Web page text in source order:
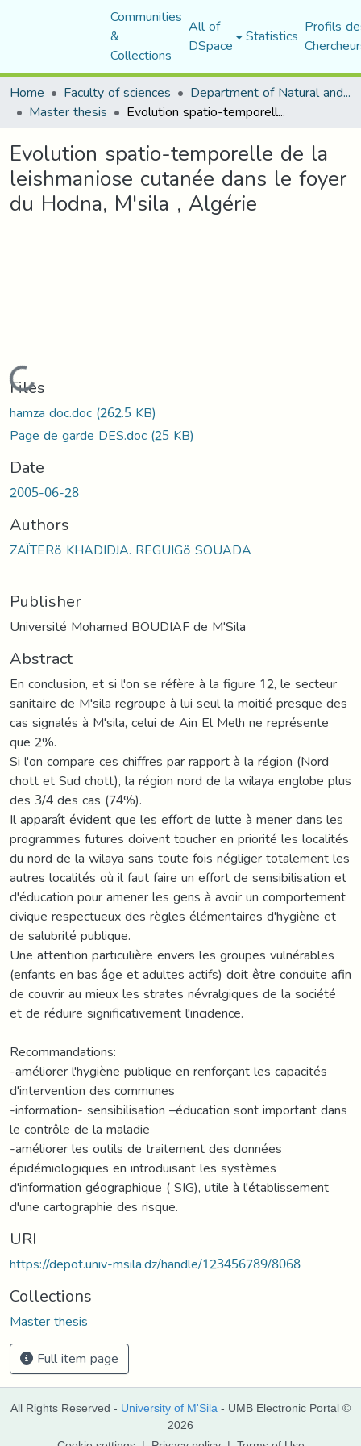
Communities
&
Collections
All of
DSpace Statistics Profils
Home
Faculty of sciences Department of Natural and Life Sciences
Master thesis Evolution spatio-temporelle de la leishmaniose cutanée dans le foyer du Hodna, M'sila , Algérie
Evolution spatio-temporelle de la
leishmaniose cutanée dans le foyer
du Hodna, M'sila , Algérie
Loading...
Files
hamza doc.doc(262.5 KB)
Page de garde DES.doc(25 KB)
Date
2005-06-28
Authors
ZAÏTERة KHADIDJA. REGUIGة SOUADA
Publisher
Université Mohamed BOUDIAF de M'Sila
Abstract
En conclusion, et si l'on se réfère à la figure 12, le secteur
sanitaire de M'sila regroupe à lui seul la moitié presque des
cas signalés à M'sila, celui de Ain El Melh ne représente
que 2%.
Si l'on compare ces chiffres par rapport à la région (Nord
chott et Sud chott), la région nord de la wilaya englobe plus
des 3/4 des cas (74%).
Il apparaît évident que les effort de lutte à mener dans les
programmes futures doivent toucher en priorité les localités
du nord de la wilaya sans toute fois négliger totalement les
autres localités où il faut faire un effort de sensibilisation et
d'éducation pour amener les gens à avoir un comportement
civique respectueux des règles élémentaires d'hygiène et
de salubrité publique.
Une attention particulière envers les groupes vulnérables
(enfants en bas âge et adultes actifs) doit être conduite afin
de couvrir au mieux les strates névralgiques de la société
et de réduire significativement l'incidence.
Recommandations:
-améliorer l'hygiène publique en renforçant les capacités
d'intervention des communes
-information- sensibilisation –éducation sont important dans
le contrôle de la maladie
-améliorer les outils de traitement des données
épidémiologiques en introduisant les systèmes
d'information géographique ( SIG), utile à l'établissement
d'une cartographie des risque.
URI
https://depot.univ-msila.dz/handle/123456789/8068
Collections
Master thesis
Full item page
All Rights Reserved - University of M'Sila - UMB Electronic Portal ©
2026